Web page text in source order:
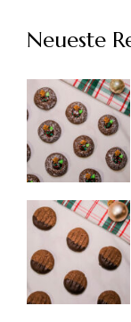
Neueste